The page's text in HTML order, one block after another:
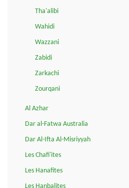
Tha'alibi
Wahidi
Wazzani
Zabidi
Zarkachi
Zourqani
Al Azhar
Dar al-Fatwa Australia
Dar Al-Ifta Al-Misriyyah
Les Chafi'ites
Les Hanafites
Les Hanbalites